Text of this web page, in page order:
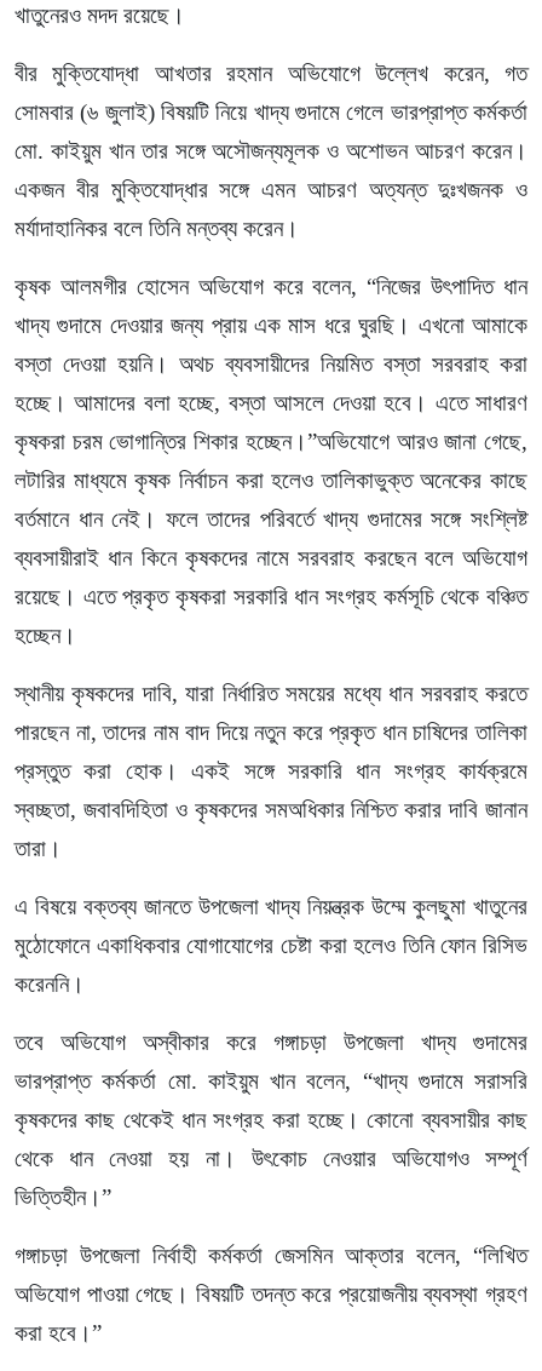
খাতুনেরও মদদ রয়েছে।
বীর মুক্তিযোদ্ধা আখতার রহমান অভিযোগে উল্লেখ করেন, গত
সোমবার (৬ জুলাই) বিষয়টি নিয়ে খাদ্য গুদামে গেলে ভারপ্রাপ্ত কর্মকর্তা
মো. কাইয়ুম খান তার সঙ্গে অসৌজন্যমূলক ও অশোভন আচরণ করেন।
একজন বীর মুক্তিযোদ্ধার সঙ্গে এমন আচরণ অত্যন্ত দুঃখজনক ও
মর্যাদাহানিকর বলে তিনি মন্তব্য করেন।
কৃষক আলমগীর হোসেন অভিযোগ করে বলেন, “নিজের উৎপাদিত ধান
খাদ্য গুদামে দেওয়ার জন্য প্রায় এক মাস ধরে ঘুরছি। এখনো আমাকে
বস্তা দেওয়া হয়নি। অথচ ব্যবসায়ীদের নিয়মিত বস্তা সরবরাহ করা
হচ্ছে। আমাদের বলা হচ্ছে, বস্তা আসলে দেওয়া হবে। এতে সাধারণ
কৃষকরা চরম ভোগান্তির শিকার হচ্ছেন।”অভিযোগে আরও জানা গেছে,
লটারির মাধ্যমে কৃষক নির্বাচন করা হলেও তালিকাভুক্ত অনেকের কাছে
বর্তমানে ধান নেই। ফলে তাদের পরিবর্তে খাদ্য গুদামের সঙ্গে সংশ্লিষ্ট
ব্যবসায়ীরাই ধান কিনে কৃষকদের নামে সরবরাহ করছেন বলে অভিযোগ
রয়েছে। এতে প্রকৃত কৃষকরা সরকারি ধান সংগ্রহ কর্মসূচি থেকে বঞ্চিত
হচ্ছেন।
স্থানীয় কৃষকদের দাবি, যারা নির্ধারিত সময়ের মধ্যে ধান সরবরাহ করতে
পারছেন না, তাদের নাম বাদ দিয়ে নতুন করে প্রকৃত ধান চাষিদের তালিকা
প্রস্তুত করা হোক। একই সঙ্গে সরকারি ধান সংগ্রহ কার্যক্রমে
স্বচ্ছতা, জবাবদিহিতা ও কৃষকদের সমঅধিকার নিশ্চিত করার দাবি জানান
তারা।
এ বিষয়ে বক্তব্য জানতে উপজেলা খাদ্য নিয়ন্ত্রক উম্মে কুলছুমা খাতুনের
মুঠোফোনে একাধিকবার যোগাযোগের চেষ্টা করা হলেও তিনি ফোন রিসিভ
করেননি।
তবে অভিযোগ অস্বীকার করে গঙ্গাচড়া উপজেলা খাদ্য গুদামের
ভারপ্রাপ্ত কর্মকর্তা মো. কাইয়ুম খান বলেন, “খাদ্য গুদামে সরাসরি
কৃষকদের কাছ থেকেই ধান সংগ্রহ করা হচ্ছে। কোনো ব্যবসায়ীর কাছ
থেকে ধান নেওয়া হয় না। উৎকোচ নেওয়ার অভিযোগও সম্পূর্ণ
ভিত্তিহীন।”
গঙ্গাচড়া উপজেলা নির্বাহী কর্মকর্তা জেসমিন আক্তার বলেন, “লিখিত
অভিযোগ পাওয়া গেছে। বিষয়টি তদন্ত করে প্রয়োজনীয় ব্যবস্থা গ্রহণ
করা হবে।”